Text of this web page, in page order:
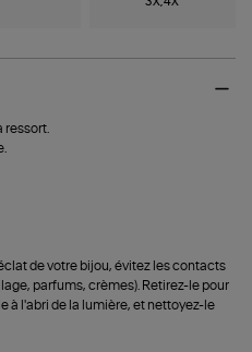
ressort.
de votre bijou, évitez les contacts
parfums, crèmes). Retirez-le pour
à l'abri de la lumière, et nettoyez-le